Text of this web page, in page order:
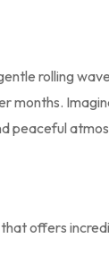
rolling
months.
peaceful
offers